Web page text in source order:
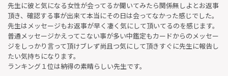
先生に彼と気になる女性が会ってるか聞いてみたら関係無しよとお返事
頂き、確認する事が出来て本当にその日は会ってなかった感じでした。
先生はメッセージもお返事が早く凄く気にして頂いてるのを感じます。
普通メッセージかえってこない事が多い中鑑定もカードからのメッセー
ジをしっかり言って頂けブレず尚且つ気にして頂きすぐに先生に報告し
たい気持ちになります。
ランキング１位は納得の素晴らしい先生です。